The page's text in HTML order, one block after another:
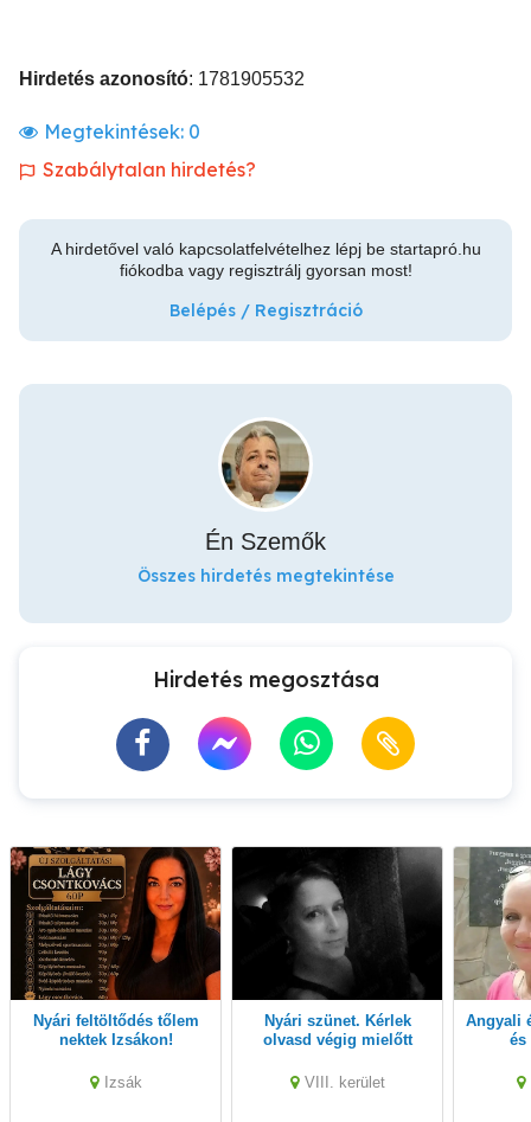
Hirdetés azonosító: 1781905532
Megtekintések: 0
Szabálytalan hirdetés?
A hirdetővel való kapcsolatfelvételhez lépj be startapró.hu
fiókodba vagy regisztrálj gyorsan most!
Belépés / Regisztráció
Én Szemők
Összes hirdetés megtekintése
Hirdetés megosztása
Nyári feltöltődés tőlem
nektek Izsákon!
Izsák
Nyári szünet. Kérlek
olvasd végig mielőtt
VIII. kerület
Angyali érintés....... sport
és